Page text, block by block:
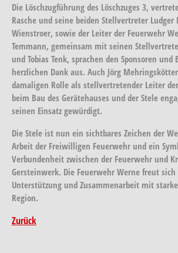
Die Löschzugführung des Löschzuges 3,
Rasche und seine beiden Stellvertreter
Wienstroer, sowie der Leiter der Feuerwehr
Temmann, gemeinsam mit seinen
und Tobias Tenk, sprachen den Sponsoren
herzlichen Dank aus. Auch Jörg
damaligen Rolle als stellvertretender Leiter
beim Bau des Gerätehauses und der Stele
seinen Einsatz gewürdigt.
Die Stele ist nun ein sichtbares Zeichen der
Arbeit der Freiwilligen Feuerwehr und ein
Verbundenheit zwischen der Feuerwehr und
Gersteinwerk. Die Feuerwehr Werne freut
Unterstützung und Zusammenarbeit mit
Region.
Zurück